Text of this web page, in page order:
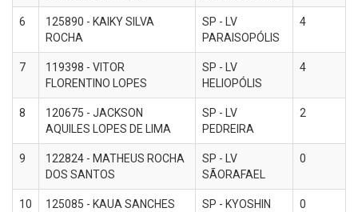
6
125890 - KAIKY SILVA
ROCHA
SP - LV
PARAISOPÓLIS
4
7
119398 - VITOR
FLORENTINO LOPES
SP - LV
HELIOPÓLIS
4
8
120675 - JACKSON
AQUILES LOPES DE LIMA
SP - LV
PEDREIRA
2
9
122824 - MATHEUS ROCHA
DOS SANTOS
SP - LV
SÃORAFAEL
0
10
125085 - KAUA SANCHES
SP - KYOSHIN 0